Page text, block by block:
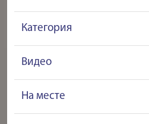
Категория
Видео
На месте